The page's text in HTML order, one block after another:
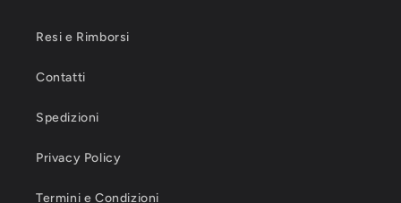
Resi e Rimborsi
Contatti
Spedizioni
Privacy Policy
Termini e Condizioni